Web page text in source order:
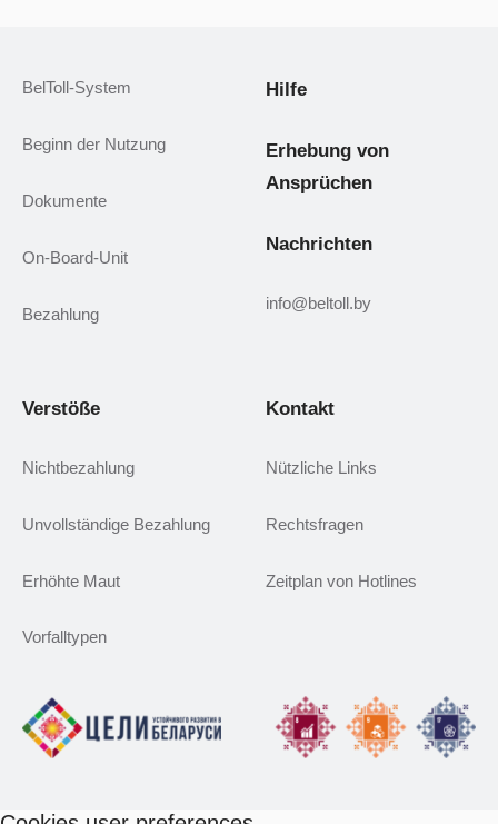
BelToll-System
Beginn der Nutzung
Dokumente
On-Board-Unit
Bezahlung
Hilfe
Erhebung von
Ansprüchen
Nachrichten
info@beltoll.by
Verstöße
Nichtbezahlung
Unvollständige Bezahlung
Erhöhte Maut
Vorfalltypen
Kontakt
Nützliche Links
Rechtsfragen
Zeitplan von Hotlines